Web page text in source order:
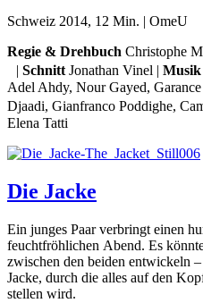
Schweiz 2014, 12 Min. | OmeU
Regie & Drehbuch Christophe
| Schnitt Jonathan Vinel | Musik
Adel Ahdy, Nour Gayed,
Djaadi, Gianfranco Poddighe,
Elena Tatti
Die Jacke
Ein junges Paar verbringt einen
feuchtfröhlichen Abend. Es
zwischen den beiden entwickeln
Jacke, durch die alles auf den
stellen wird.